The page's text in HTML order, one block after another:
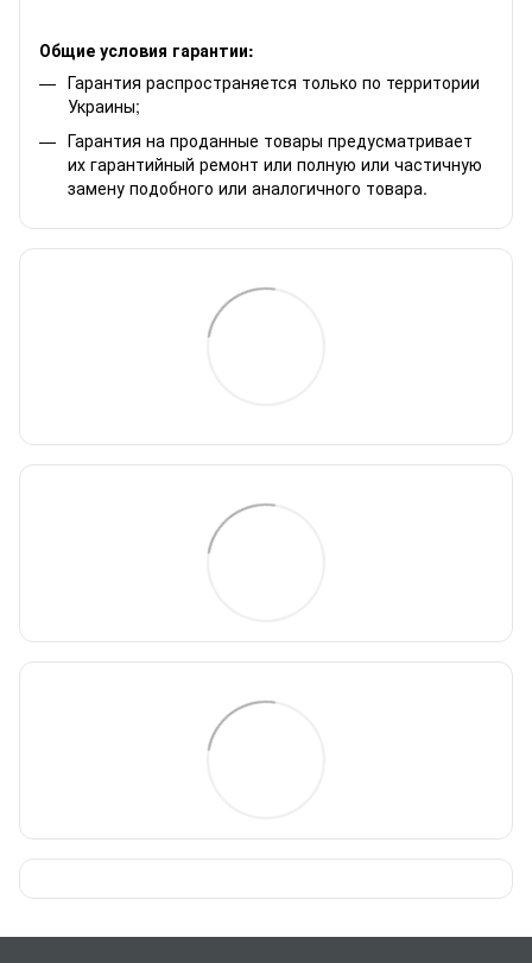
Общие условия гарантии:
Гарантия распространяется только по территории
Украины;
Гарантия на проданные товары предусматривает
их гарантийный ремонт или полную или частичную
замену подобного или аналогичного товара.